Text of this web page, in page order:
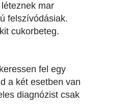
mar
felszívódásiak.
cukorbeteg.
fel egy
a két esetben van
diagnózist csak